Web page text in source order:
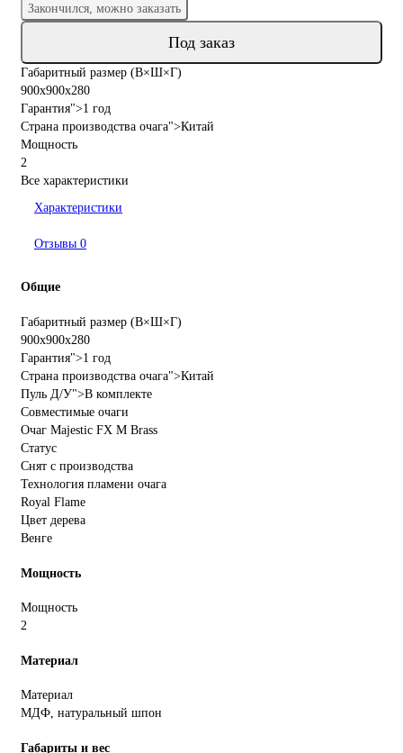
Закончился, можно заказать
Под заказ
Габаритный размер (В×Ш×Г)
900x900x280
Гарантия">1 год
Страна производства очага">Китай
Мощность
2
Все характеристики
Характеристики
Отзывы 0
Общие
Габаритный размер (В×Ш×Г)
900x900x280
Гарантия">1 год
Страна производства очага">Китай
Пуль Д/У">В комплекте
Совместимые очаги
Очаг Majestic FX M Brass
Статус
Снят с производства
Технология пламени очага
Royal Flame
Цвет дерева
Венге
Мощность
Мощность
2
Материал
Материал
МДФ, натуральный шпон
Габариты и вес